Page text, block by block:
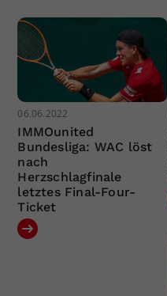
06.06.2022
IMMOunited
Bundesliga: WAC löst
nach
Herzschlagfinale
letztes Final-Four-
Ticket